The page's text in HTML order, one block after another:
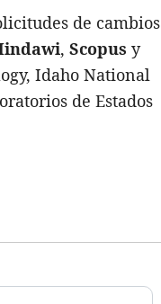
de cambios
, Scopus y
Idaho National
de Estados